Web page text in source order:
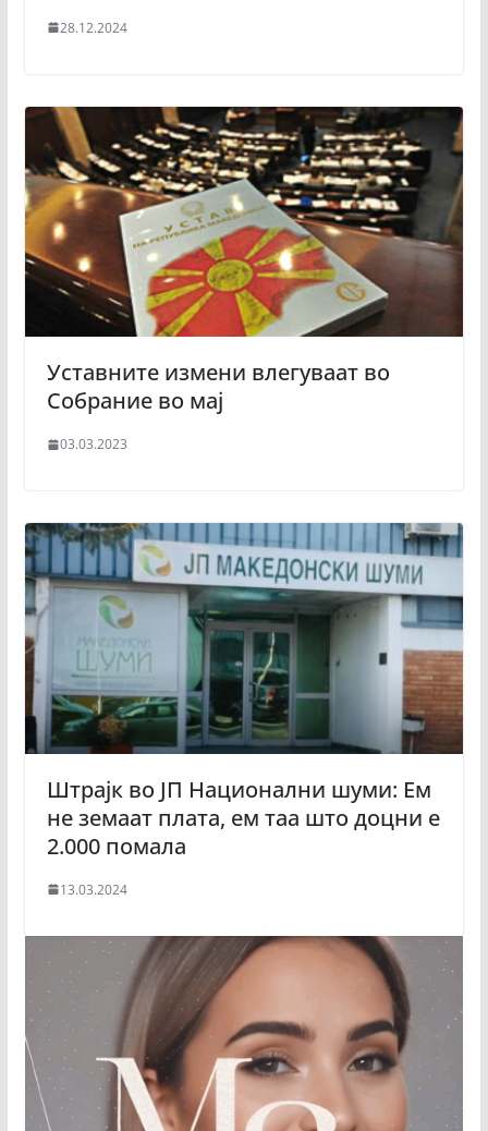
28.12.2024
Уставните измени влегуваат во
Собрание во мај
03.03.2023
Штрајк во ЈП Национални шуми: Ем
не земаат плата, ем таа што доцни е
2.000 помала
13.03.2024